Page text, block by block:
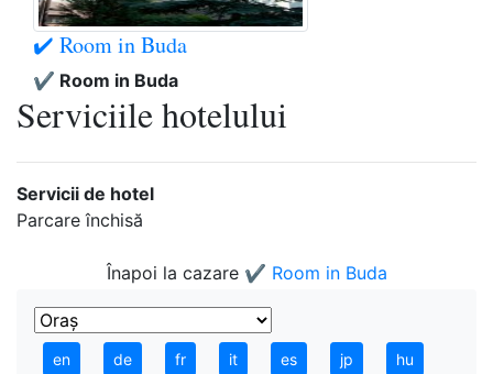
✔️ Room in Buda
✔️ Room in Buda
Serviciile hotelului
Servicii de hotel
Parcare închisă
Înapoi la cazare ✔️ Room in Buda
en de fr it es jp hu